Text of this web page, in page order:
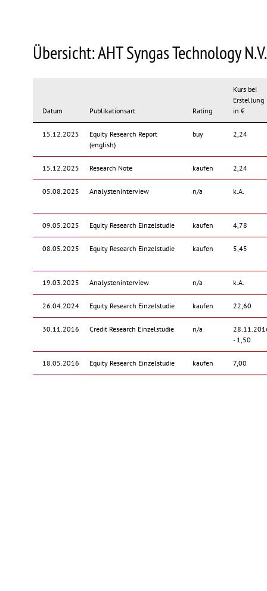
Übersicht: AHT Syngas Technology N.V.
Datum Publikationsart Rating
Kurs bei
Erstellung
in €
15.12.2025
Equity Research Report
(english)
buy 2,24
15.12.2025 Research Note kaufen 2,24
05.08.2025 Analysteninterview n/a k.A.
09.05.2025 Equity Research Einzelstudie kaufen 4,78
08.05.2025 Equity Research Einzelstudie kaufen 5,45
19.03.2025 Analysteninterview n/a k.A.
26.04.2024 Equity Research Einzelstudie kaufen 22,60
30.11.2016 Credit Research Einzelstudie n/a
- 1,50
18.05.2016 Equity Research Einzelstudie kaufen 7,00